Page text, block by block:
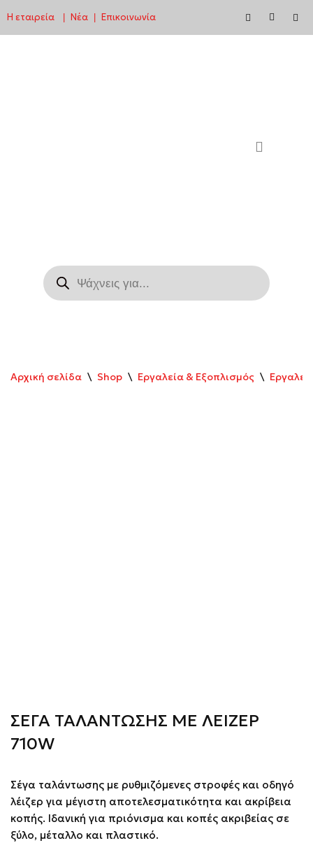
Μεταπηδήστε
Η εταιρεία Νέα Επικοινωνία
Αρχική σελίδα \ Shop \ Εργαλεία & Εξοπλισμός \
ΣΕΓΑ ΤΑΛΑΝΤΩΣΗΣ ΜΕ ΛΕΙΖΕΡ
710W
Σέγα ταλάντωσης με ρυθμιζόμενες στροφές και οδηγό
λέιζερ για μέγιστη αποτελεσματικότητα και ακρίβεια
κοπής. Ιδανική για πριόνισμα και κοπές ακριβείας σε
ξύλο, μέταλλο και πλαστικό.